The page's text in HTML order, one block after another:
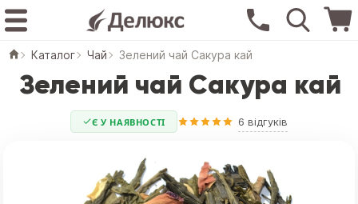
Каталог Чай Зелений чай Сакура кай
Зелений чай Сакура кай
Є У НАЯВНОСТІ 6 відгуків